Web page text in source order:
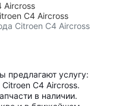
Aircross
C4 Aircross
Citroen C4 Aircross
предлагают услугу:
C4 Aircross.
в наличии.